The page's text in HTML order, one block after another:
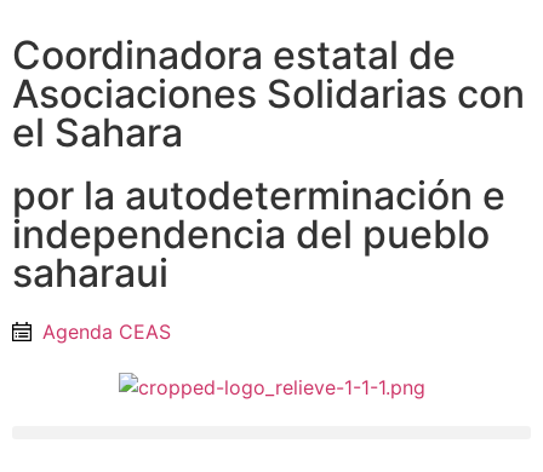
Coordinadora estatal de
Asociaciones Solidarias con
el Sahara
por la autodeterminación e
independencia del pueblo
saharaui
Agenda CEAS